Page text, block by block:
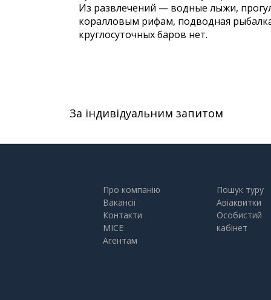
Из развлечений — водные лыжи,
коралловым рифам, подводная
круглосуточных баров нет.
За індивідуальним запитом
Про компанію
Вакансії
Контакти
MICE
Агентам
Пошук туру
Авіаквитки
Особистий
кабінет